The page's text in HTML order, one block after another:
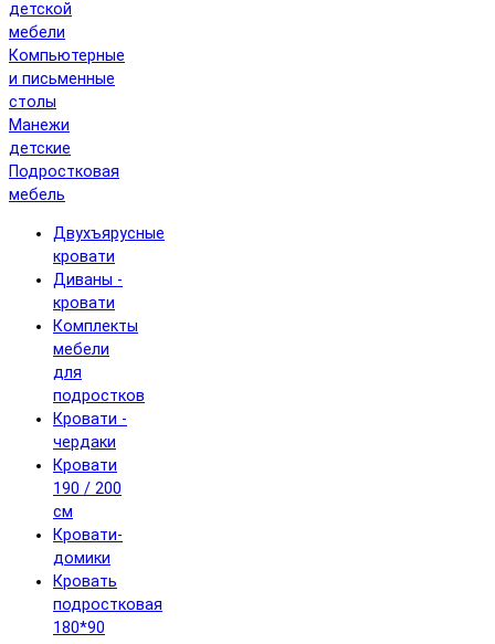
детской
мебели
Компьютерные
и письменные
столы
Манежи
детские
Подростковая
мебель
Двухъярусные
кровати
Диваны -
кровати
Комплекты
мебели
для
подростков
Кровати -
чердаки
Кровати
190 / 200
см
Кровати-
домики
Кровать
подростковая
180*90